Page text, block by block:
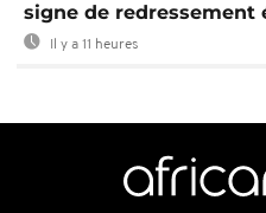
signe de redressement
Il y a 11 heures